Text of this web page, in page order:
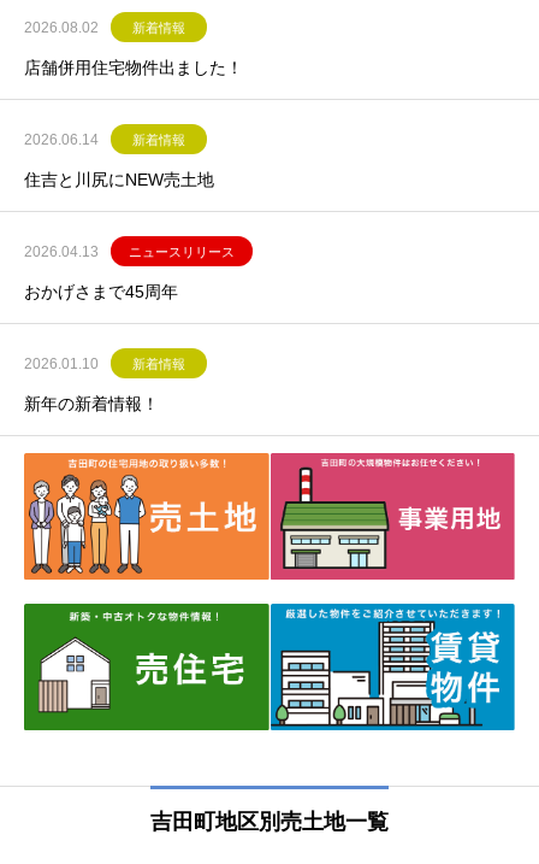
2026.08.02 新着情報
店舗併用住宅物件出ました！
2026.06.14 新着情報
住吉と川尻にNEW売土地
2026.04.13 ニュースリリース
おかげさまで45周年
2026.01.10 新着情報
新年の新着情報！
吉田町地区別売土地一覧